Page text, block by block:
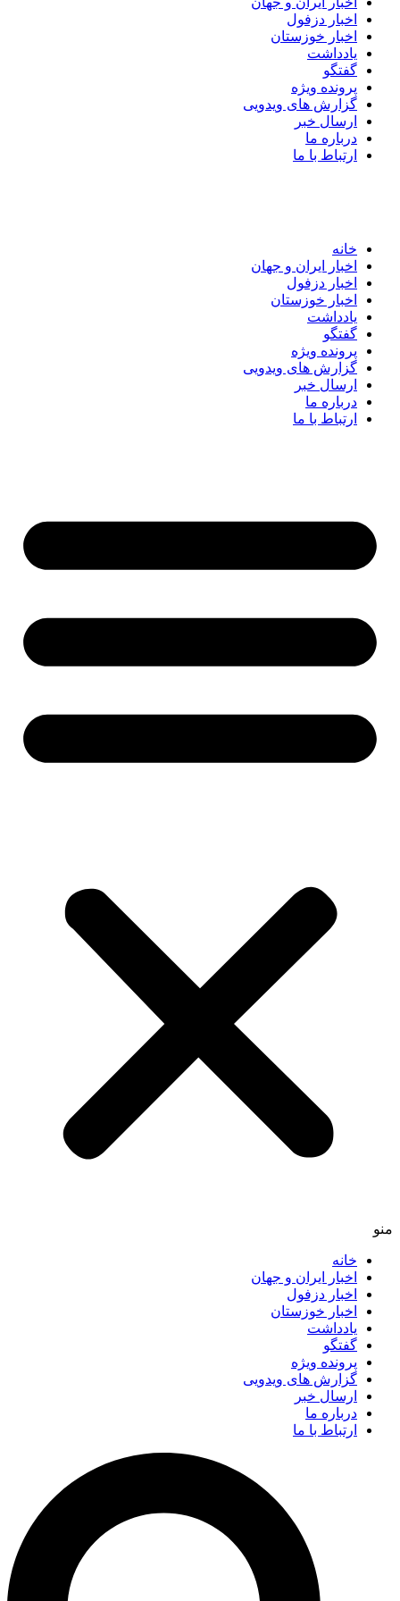
اخبار دزفول
اخبار خوزستان
یادداشت
گفتگو
پرونده ویژه
گزارش های ویدویی
ارسال خبر
درباره ما
ارتباط با ما
خانه
اخبار ایران و جهان
اخبار دزفول
اخبار خوزستان
یادداشت
گفتگو
پرونده ویژه
گزارش های ویدویی
ارسال خبر
درباره ما
ارتباط با ما
خانه
اخبار ایران و جهان
اخبار دزفول
اخبار خوزستان
یادداشت
گفتگو
پرونده ویژه
گزارش های ویدویی
ارسال خبر
درباره ما
ارتباط با ما